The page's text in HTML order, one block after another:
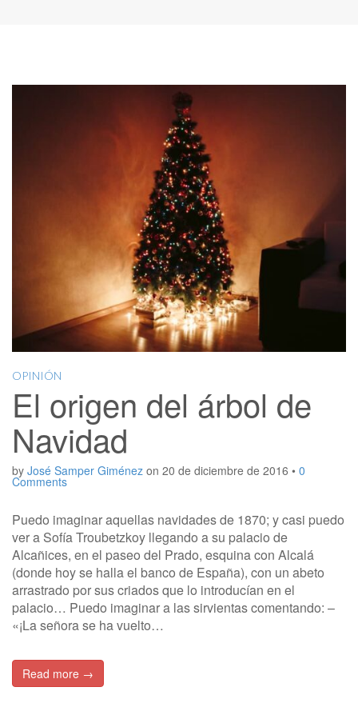
OPINIÓN
El origen del árbol de
Navidad
by José Samper Giménez on 20 de diciembre de 2016 • 0
Comments
Puedo imaginar aquellas navidades de 1870; y casi puedo
ver a Sofía Troubetzkoy llegando a su palacio de
Alcañices, en el paseo del Prado, esquina con Alcalá
(donde hoy se halla el banco de España), con un abeto
arrastrado por sus criados que lo introducían en el
palacio… Puedo imaginar a las sirvientas comentando: –
«¡La señora se ha vuelto…
Read more →